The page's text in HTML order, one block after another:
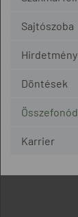
Sajtószoba
Döntések
Karrier